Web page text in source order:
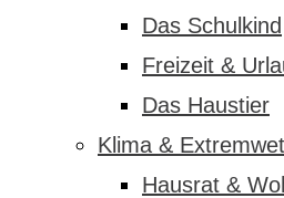
Das Schulkind
Freizeit &
Das Haustier
Klima &
Hausrat &